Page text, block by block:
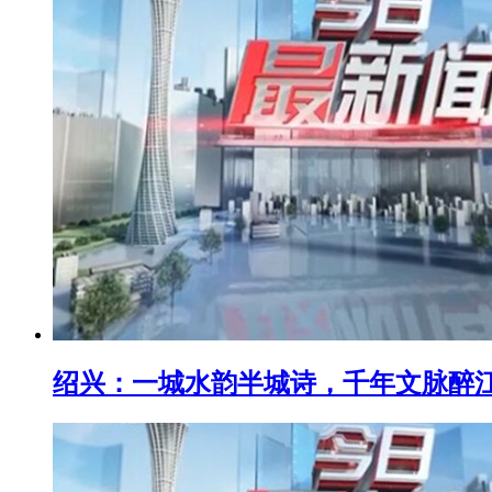
绍兴：一城水韵半城诗，千年文脉醉